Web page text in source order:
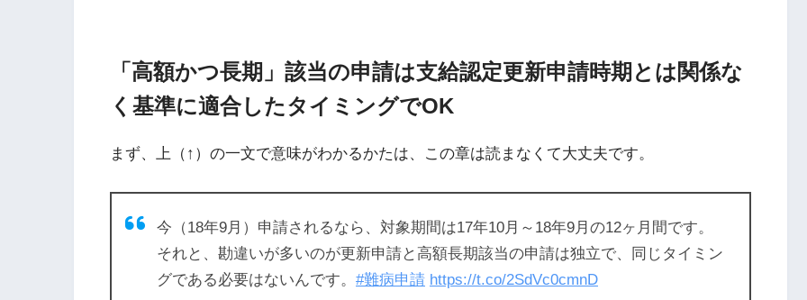
「高額かつ長期」該当の申請は支給認定更新申請時期とは関係な
く基準に適合したタイミングでOK
まず、上（↑）の一文で意味がわかるかたは、この章は読まなくて大丈夫です。
今（18年9月）申請されるなら、対象期間は17年10月～18年9月の12ヶ月間です。
それと、勘違いが多いのが更新申請と高額長期該当の申請は独立で、同じタイミン
グである必要はないんです。 #難病申請 https://t.co/2SdVc0cmnD